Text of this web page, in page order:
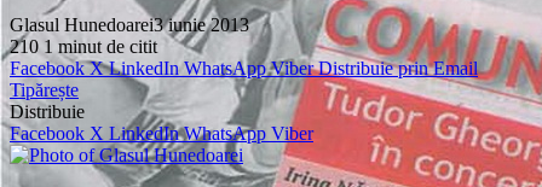
Glasul Hunedoarei3 iunie 2013
210 1 minut de citit
Facebook X LinkedIn WhatsApp Viber Distribuie prin Email
Tipărește
Distribuie
Facebook X LinkedIn WhatsApp Viber